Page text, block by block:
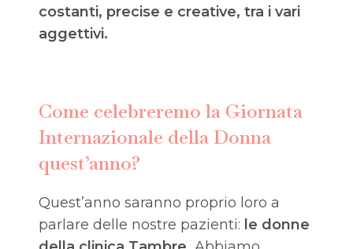
costanti, precise e creative, tra i vari
aggettivi.
Come celebreremo la Giornata
Internazionale della Donna
quest’anno?
Quest’anno saranno proprio loro a
parlare delle nostre pazienti: le donne